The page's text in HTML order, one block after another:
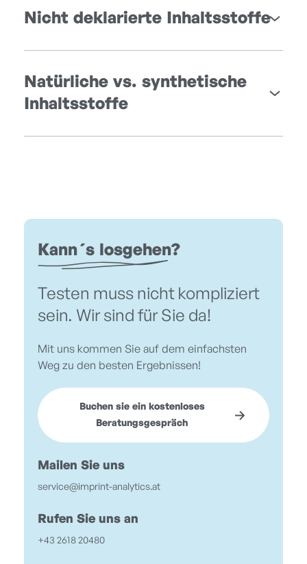
Nicht deklarierte Inhaltsstoffe
Natürliche vs. synthetische
Inhaltsstoffe
Kann´s losgehen?
Testen muss nicht kompliziert
sein. Wir sind für Sie da!
Mit uns kommen Sie auf dem einfachsten
Weg zu den besten Ergebnissen!
Buchen sie ein kostenloses
Beratungsgespräch
Mailen Sie uns
service@imprint-analytics.at
Rufen Sie uns an
+43 2618 20480